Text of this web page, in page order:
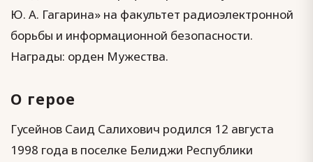
Ю. А. Гагарина» на факультет радиоэлектронной
борьбы и информационной безопасности.
Награды: орден Мужества.
О герое
Гусейнов Саид Салихович родился 12 августа
1998 года в поселке Белиджи Республики